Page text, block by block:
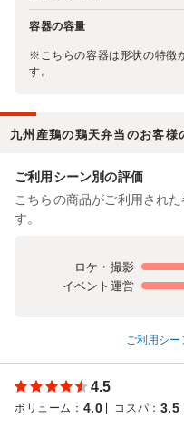
容器の容量
※こちらの容器は形状の特徴
す。
九州産鶏の鶏天弁当のお客様
ご利用シーン別の評価
こちらの商品がご利用され
す。
ロケ・撮影
イベント運営
ご利用シ
4.5
ボリューム ： 4.0 コスパ ： 3.5